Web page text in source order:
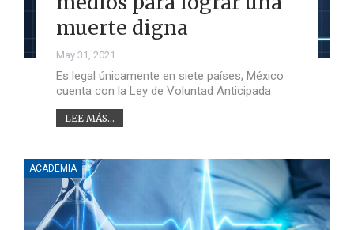
muerte digna
May 31, 2021
Es legal únicamente en siete países; México
cuenta con la Ley de Voluntad Anticipada
LEE MÁS...
ACADEMIA